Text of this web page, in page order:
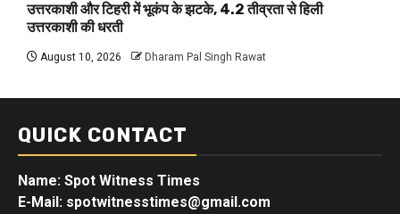
उत्तरकाशी और टिहरी में भूकंप के झटके, 4.2 तीव्रता से हिली
उत्तरकाशी की धरती
August 10, 2026 Dharam Pal Singh Rawat
QUICK CONTACT
Name: Spot Witness Times
E-Mail: spotwitnesstimes@gmail.com